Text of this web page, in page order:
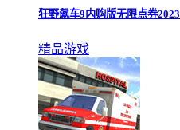
狂野飙车9内购版无限点券2023
精品游戏